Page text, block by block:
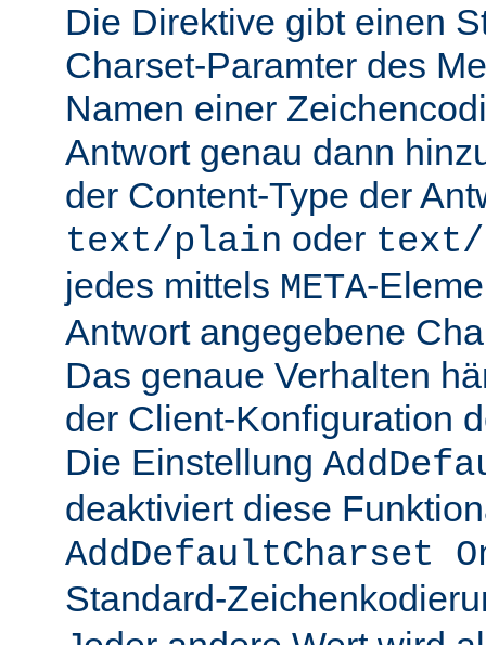
Die Direktive gibt einen
Charset-Paramter des
Namen einer
Antwort genau dann
der Content-Type der
text/plain oder text/
jedes mittels META-
Antwort angegebene
Das genaue Verhalten
der Client-Konfiguration
Die Einstellung
deaktiviert diese
AddDefaultCharset
Standard-